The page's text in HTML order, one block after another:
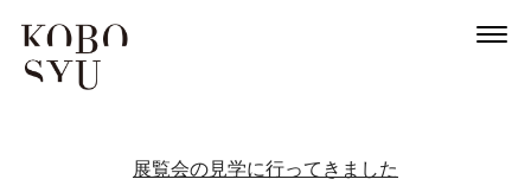
展覧会の見学に行ってきました